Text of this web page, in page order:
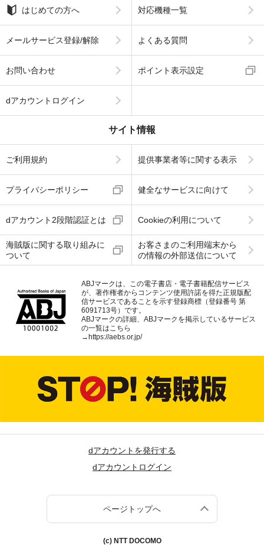
はじめての方へ 対応機種一覧
メールサービス登録/解除 よくある質問
お問い合わせ ポイント表示設定
dアカウントログイン
サイト情報
ご利用規約 提供事業者等に関する表示
プライバシーポリシー 健全なサービスに向けて
dアカウント2段階認証とは Cookieの利用について
海賊版に関する取り組みに
ついて
お客さまのご利用端末から
の情報の外部送信について
ABJマークは、この電子書店・電子書籍配信サービス
が、著作権者からコンテンツ使用許諾を得た正規版配
信サービスであることを示す登録商標（登録番号 第
6091713号）です。
ABJマークの詳細、ABJマークを掲示しているサービス
の一覧はこちら
→https://aebs.or.jp/
dアカウントを発行する
dアカウントログイン
ページトップへ
(c) NTT DOCOMO